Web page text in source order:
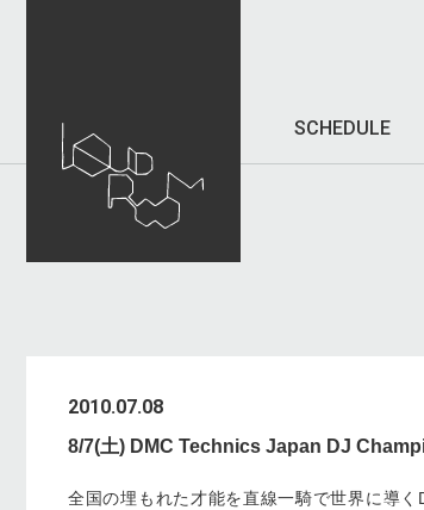
SCHEDULE
2010.07.08
8/7(土) DMC Technics Japan DJ
全国の埋もれた才能を直線一騎で世界に導